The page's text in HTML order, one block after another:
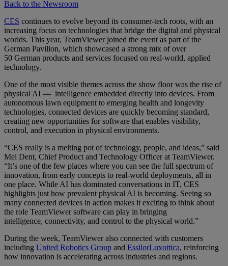
Back to the Newsroom
CES continues to evolve beyond its consumer-tech roots, with an
increasing focus on technologies that bridge the digital and physical
worlds. This year, TeamViewer joined the event as part of the
German Pavilion, which showcased a strong mix of over
50 German products and services focused on real-world, applied
technology.
One of the most visible themes across the show floor was the rise of
physical AI — intelligence embedded directly into devices. From
autonomous lawn equipment to emerging health and longevity
technologies, connected devices are quickly becoming standard,
creating new opportunities for software that enables visibility,
control, and execution in physical environments.
“CES really is a melting pot of technology, people, and ideas,” said
Mei Dent, Chief Product and Technology Officer at TeamViewer.
“It’s one of the few places where you can see the full spectrum of
innovation, from early concepts to real-world deployments, all in
one place. While AI has dominated conversations in IT, CES
highlights just how prevalent physical AI is becoming. Seeing so
many connected devices in action makes it exciting to think about
the role TeamViewer software can play in bringing
intelligence, connectivity, and control to the physical world.”
During the week, TeamViewer also connected with customers
including United Robotics Group and EssilorLuxottica, reinforcing
how innovation is accelerating across industries and regions.